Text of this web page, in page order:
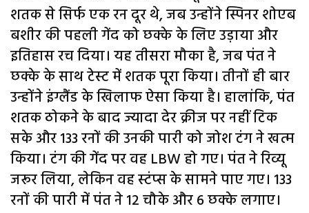
शतक से सिर्फ एक रन दूर थे, जब उन्होंने स्पिनर शोएब
बशीर की पहली गेंद को छक्के के लिए उड़ाया और
इतिहास रच दिया। यह तीसरा मौका है, जब पंत ने
छक्के के साथ टेस्ट में शतक पूरा किया। तीनों ही बार
उन्होंने इंग्लैंड के खिलाफ ऐसा किया है। हालांकि, पंत
शतक ठोकने के बाद ज्यादा देर क्रीज पर नहीं टिक
सके और 133 रनों की उनकी पारी को जोश टंग ने खत्म
किया। टंग की गेंद पर वह LBW हो गए। पंत ने रिव्यू
जरूर लिया, लेकिन वह स्टंप्स के सामने पाए गए। 133
रनों की पारी में पंत ने 12 चौके और 6 छक्के लगाए।